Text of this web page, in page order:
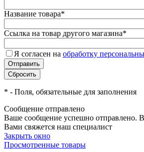
Название товара*
Ссылка на товар другого магазина*
Я согласен на обработку
* - Поля, обязательные для заполнения
Сообщение отправлено
Ваше сообщение успешно отправлено.
Вами свяжется наш специалист
Закрыть окно
Просмотренные товары